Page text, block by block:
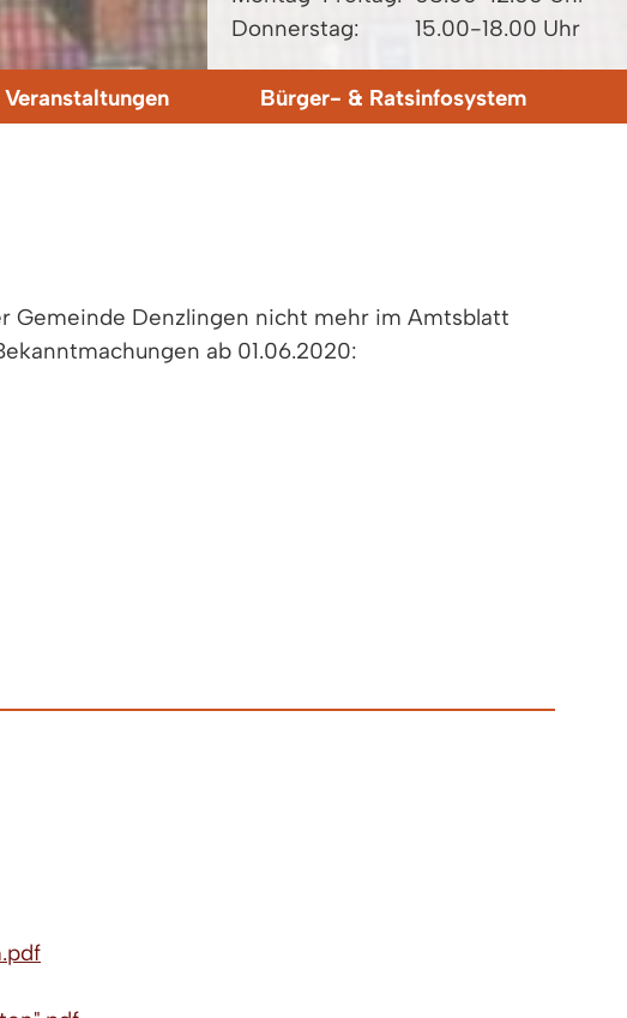
Donnerstag:
15.00-18.00 Uhr
Veranstaltungen Bürger- & Ratsinfosystem
Gemeinde Denzlingen nicht mehr im Amtsblatt
ab 01.06.2020: